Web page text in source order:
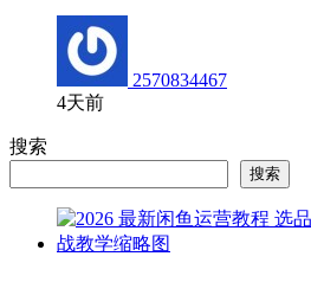
2570834467
4天前
搜索
搜索